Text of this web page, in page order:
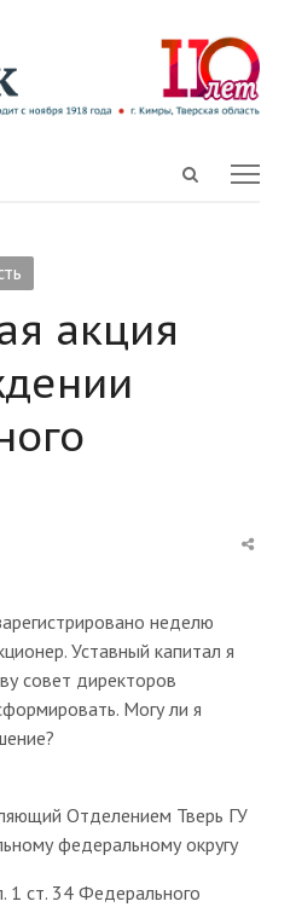
Open
акция
неделю
Уставный капитал я
совет директоров
Могу ли я
Отделением Тверь ГУ
федеральному округу
1 ст. 34 Федерального